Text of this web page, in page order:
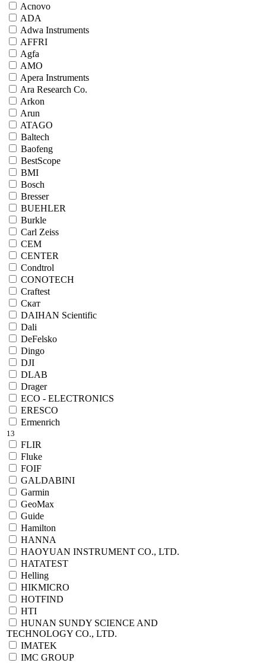
Acnovo
ADA
Adwa Instruments
AFFRI
Agfa
AMO
Apera Instruments
Ara Research Co.
Arkon
Arun
ATAGO
Baltech
Baofeng
BestScope
BMI
Bosch
Bresser
BUEHLER
Burkle
Carl Zeiss
CEM
CENTER
Condtrol
CONOTECH
Craftest
Cкат
DAIHAN Scientific
Dali
DeFelsko
Dingo
DJI
DLAB
Drager
ECO - ELECTRONICS
ERESCO
Ermenrich
13
FLIR
Fluke
FOIF
GALDABINI
Garmin
GeoMax
Guide
Hamilton
HANNA
HAOYUAN INSTRUMENT CO., LTD.
HATATEST
Helling
HIKMICRO
HOTFIND
HTI
HUNAN SUNDY SCIENCE AND
TECHNOLOGY CO., LTD.
IMATEK
IMC GROUP